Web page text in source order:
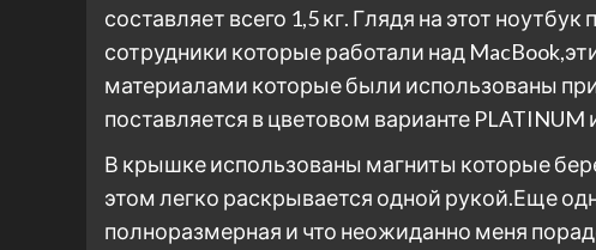
составляет всего 1,5 кг. Глядя на этот
сотрудники которые работали над
материалами которые были использованы при
поставляется в цветовом варианте
В крышке использованы магниты которые
этом легко раскрывается одной рукой.Еще
полноразмерная и что неожиданно меня